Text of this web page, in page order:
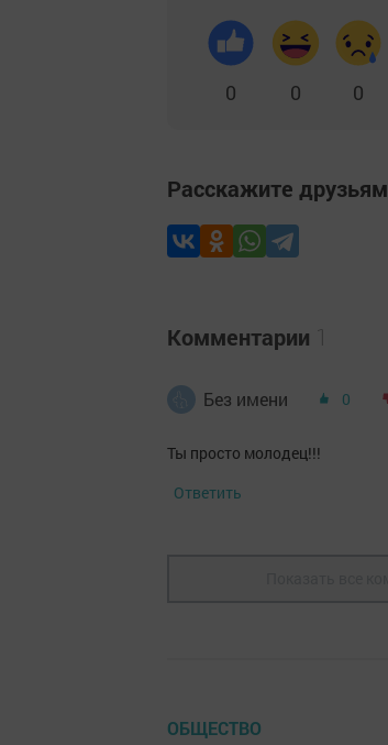
0 0 0
Расскажите друзьям
Комментарии
Без имени 0
Ты просто молодец!!!
Ответить
ОБЩЕСТВО